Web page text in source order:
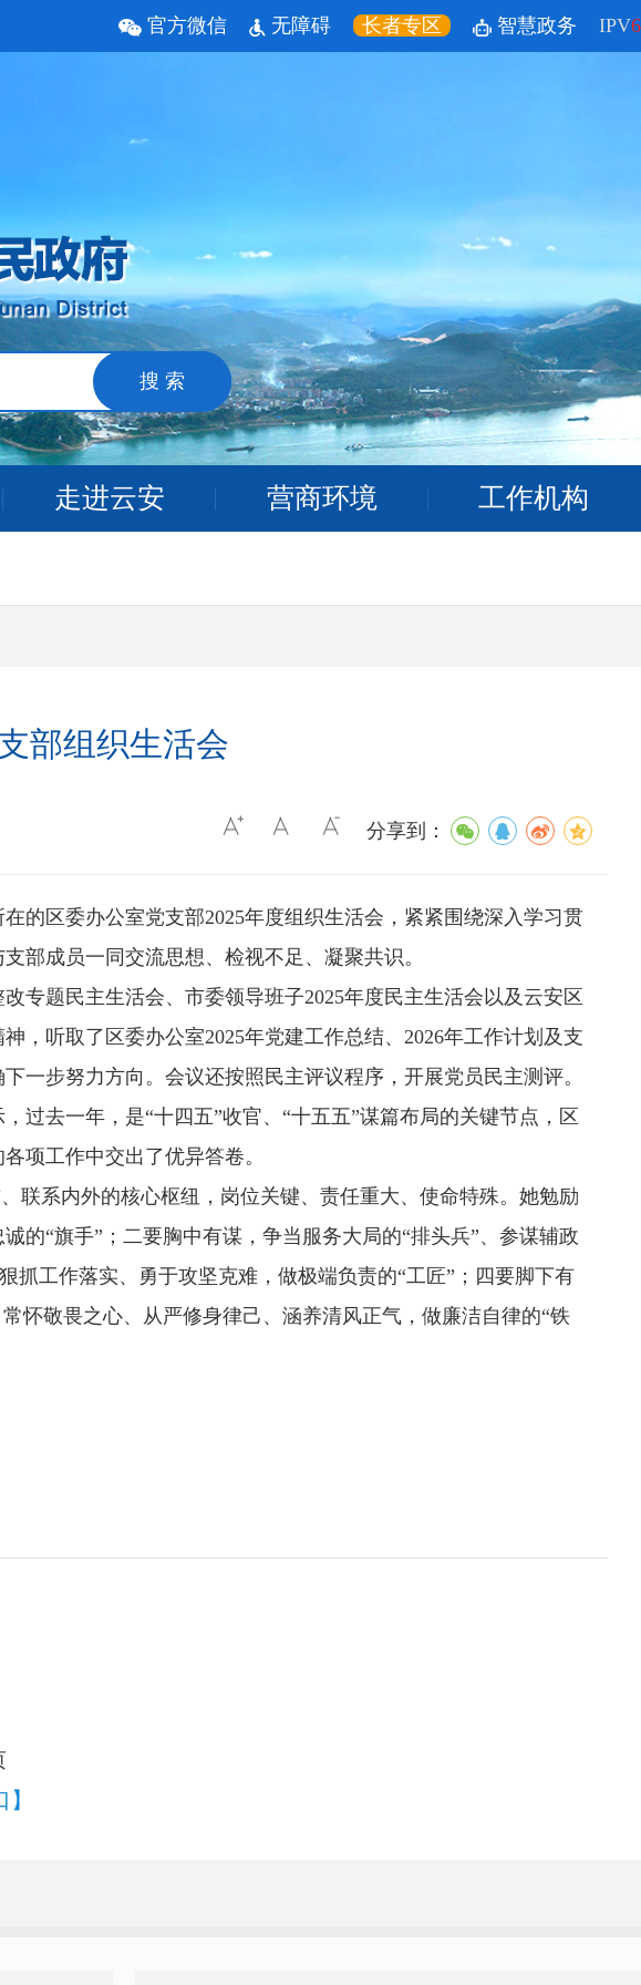
官方微信 无障碍 长者专区 智慧政务 IPV6
搜 索
走进云安 营商环境 工作机构
部组织生活会
分享到：
区委办公室党支部2025年度组织生活会，紧紧围绕深入学习贯
部成员一同交流思想、检视不足、凝聚共识。
题民主生活会、市委领导班子2025年度民主生活会以及云安区
，听取了区委办公室2025年党建工作总结、2026年工作计划及支
一步努力方向。会议还按照民主评议程序，开展党员民主测评。
去一年，是“十四五”收官、“十五五”谋篇布局的关键节点，区
项工作中交出了优异答卷。
系内外的核心枢纽，岗位关键、责任重大、使命特殊。她勉励
的“旗手”；二要胸中有谋，争当服务大局的“排头兵”、参谋辅政
抓工作落实、勇于攻坚克难，做极端负责的“工匠”；四要脚下有
怀敬畏之心、从严修身律己、涵养清风正气，做廉洁自律的“铁